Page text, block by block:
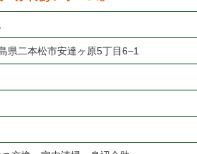
県二本松市安達ヶ原5丁目6−1